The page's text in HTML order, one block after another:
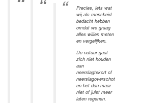
Precies, iets wat
wij als mensheid
bedacht hebben
omdat we graag
alles willen meten
en vergelijken.
De natuur gaat
zich niet houden
aan
neerslagtekort of
neerslagoverschot
en het dan maar
niet of juist meer
laten regenen.